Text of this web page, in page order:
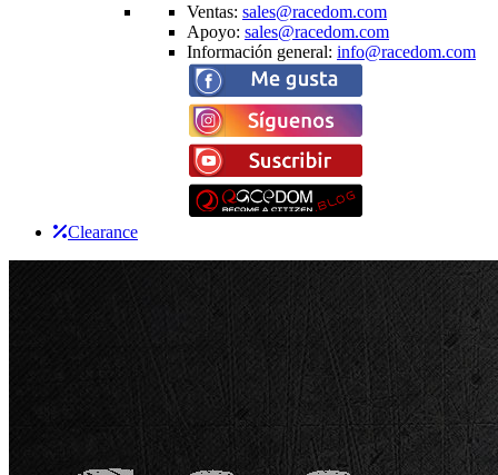
Ventas: sales@racedom.com
Apoyo: sales@racedom.com
Información general: info@racedom.com
Clearance